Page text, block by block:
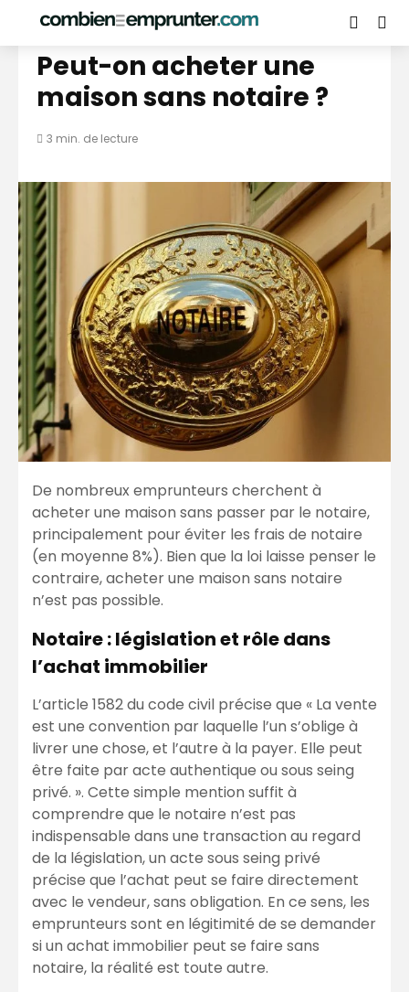
PRÊT IMMOBILIER
Peut-on acheter une
maison sans notaire ?
3 min. de lecture
De nombreux emprunteurs cherchent à
acheter une maison sans passer par le notaire,
principalement pour éviter les frais de notaire
(en moyenne 8%). Bien que la loi laisse penser le
contraire, acheter une maison sans notaire
n’est pas possible.
Notaire : législation et rôle dans
l’achat immobilier
L’article 1582 du code civil précise que « La vente
est une convention par laquelle l’un s’oblige à
livrer une chose, et l’autre à la payer. Elle peut
être faite par acte authentique ou sous seing
privé. ». Cette simple mention suffit à
comprendre que le notaire n’est pas
indispensable dans une transaction au regard
de la législation, un acte sous seing privé
précise que l’achat peut se faire directement
avec le vendeur, sans obligation. En ce sens, les
emprunteurs sont en légitimité de se demander
si un achat immobilier peut se faire sans
notaire, la réalité est toute autre.